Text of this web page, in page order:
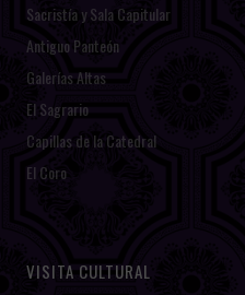
Sacristía y Sala Capitular
Antiguo Panteón
Galerías Altas
El Sagrario
Capillas de la Catedral
El Coro
VISITA CULTURAL